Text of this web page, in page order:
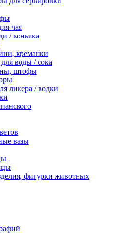
чая
/ коньяка
креманки
воды / сока
штофы
ликера / водки
вазы
фигурки животных